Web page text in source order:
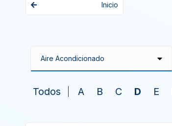
Inicio
Todos A B C D E